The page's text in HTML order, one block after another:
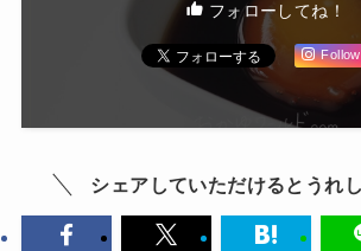
フォローしてね！
シェアしていただけるとうれ